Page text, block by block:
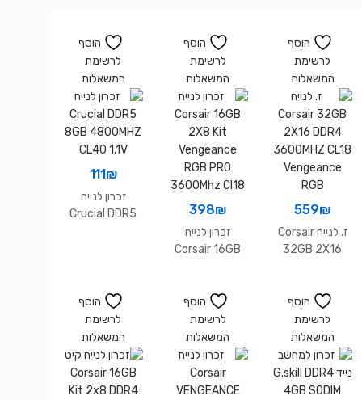
הוסף
לרשימת
המשאלות
559₪
ז. לנייח Corsair
32GB 2X16
Vengeance
RGB
הוסף
לרשימת
המשאלות
398₪
זכרון לנייח
Corsair 16GB
RGB PRO
3600Mhz Cl18
הוסף
לרשימת
המשאלות
111₪
זכרון לנייח
Crucial DDR5
הוסף
לרשימת
המשאלות
הוסף
לרשימת
המשאלות
הוסף
לרשימת
המשאלות